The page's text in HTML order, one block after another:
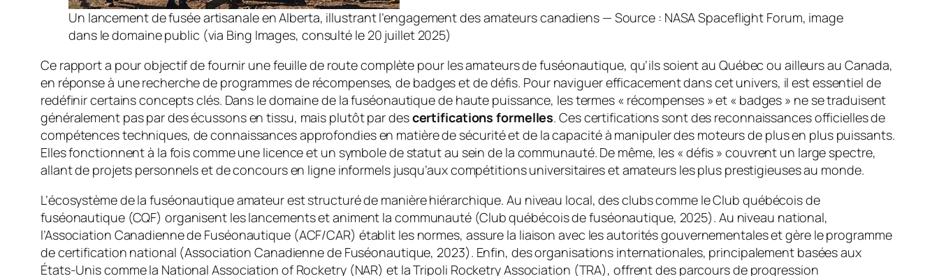
Un lancement de fusée artisanale en Alberta, illustrant l’engagement des amateurs canadiens — Source : NASA Spaceflight Forum, image
dans le domaine public (via Bing Images, consulté le 20 juillet 2025)
Ce rapport a pour objectif de fournir une feuille de route complète pour les amateurs de fuséonautique, qu’ils soient au Québec ou ailleurs au Canada,
en réponse à une recherche de programmes de récompenses, de badges et de défis. Pour naviguer efficacement dans cet univers, il est essentiel de
redéfinir certains concepts clés. Dans le domaine de la fuséonautique de haute puissance, les termes « récompenses » et « badges » ne se traduisent
généralement pas par des écussons en tissu, mais plutôt par descertifications formelles. Ces certifications sont des reconnaissances officielles de
compétences techniques, de connaissances approfondies en matière de sécurité et de la capacité à manipuler des moteurs de plus en plus puissants.
Elles fonctionnent à la fois comme une licence et un symbole de statut au sein de la communauté. De même, les « défis » couvrent un large spectre,
allant de projets personnels et de concours en ligne informels jusqu’aux compétitions universitaires et amateurs les plus prestigieuses au monde.
L’écosystème de la fuséonautique amateur est structuré de manière hiérarchique. Au niveau local, des clubs comme le Club québécois de
fuséonautique (CQF) organisent les lancements et animent la communauté (Club québécois de fuséonautique, 2025). Au niveau national,
l’Association Canadienne de Fuséonautique (ACF/CAR) établit les normes, assure la liaison avec les autorités gouvernementales et gère le programme
de certification national (Association Canadienne de Fuséonautique, 2023). Enfin, des organisations internationales, principalement basées aux
États-Unis comme la National Association of Rocketry (NAR) et la Tripoli Rocketry Association (TRA), offrent des parcours de progression